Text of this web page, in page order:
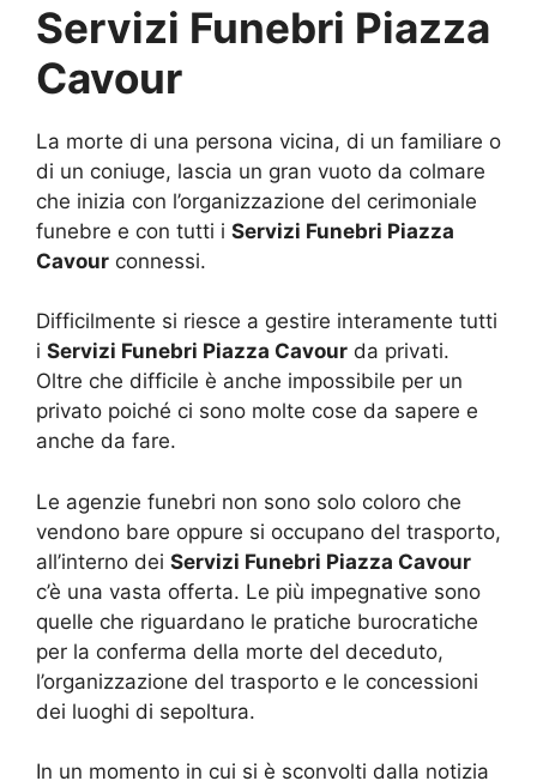
Servizi Funebri Piazza
Cavour
La morte di una persona vicina, di un familiare o
di un coniuge, lascia un gran vuoto da colmare
che inizia con l’organizzazione del cerimoniale
funebre e con tutti i Servizi Funebri Piazza
Cavour connessi.
Difficilmente si riesce a gestire interamente tutti
i Servizi Funebri Piazza Cavour da privati.
Oltre che difficile è anche impossibile per un
privato poiché ci sono molte cose da sapere e
anche da fare.
Le agenzie funebri non sono solo coloro che
vendono bare oppure si occupano del trasporto,
all’interno dei Servizi Funebri Piazza Cavour
c’è una vasta offerta. Le più impegnative sono
quelle che riguardano le pratiche burocratiche
per la conferma della morte del deceduto,
l’organizzazione del trasporto e le concessioni
dei luoghi di sepoltura.
In un momento in cui si è sconvolti dalla notizia